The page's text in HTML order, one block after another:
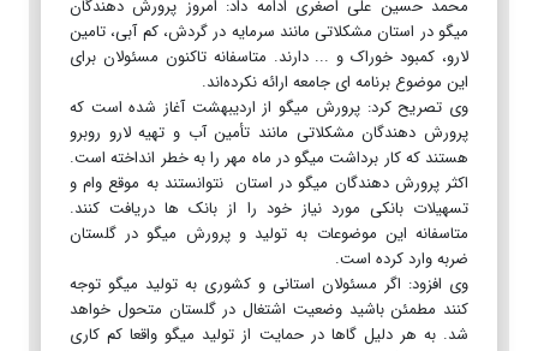
محمد حسین علی اصغری ادامه داد: امروز پرورش دهندگان
میگو در استان مشکلاتی مانند سرمایه در گردش، کم آبی، تامین
لارو، کمبود خوراک و ... دارند. متاسفانه تاکنون مسئولان برای
این موضوع برنامه ای جامعه‌ ارائه نکرده‌اند.
وی تصریح کرد: پرورش میگو از اردیبهشت آغاز شده است که
پرورش دهندگان مشکلاتی مانند تأمین آب و تهیه لارو روبرو
هستند که کار برداشت میگو در ماه مهر را به خطر انداخته است.
اکثر پرورش دهندگان میگو در استان نتوانستند به موقع وام و
تسهیلات بانکی مورد نیاز خود را از بانک ها دریافت کنند.
متاسفانه این موضوعات به تولید و پرورش میگو در گلستان
ضربه وارد کرده است.
وی افزود: اگر مسئولان استانی و کشوری به تولید میگو توجه
کنند مطمئن باشید وضعیت اشتغال در گلستان متحول خواهد
شد. به هر دلیل گاها در حمایت از تولید میگو واقعا کم کاری